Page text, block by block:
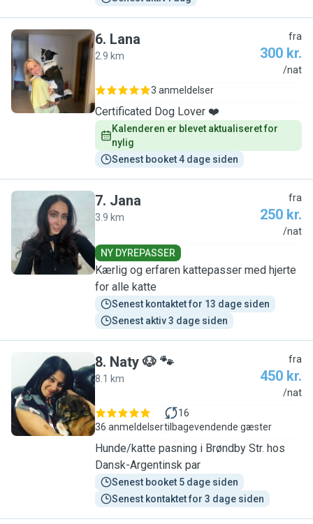
L
6. Lana
2.9 km
fra
300 kr.
/nat
3 anmeldelser
Certificated Dog Lover ❤️
Kalenderen er blevet aktualiseret for
nylig
Senest booket 4 dage siden
J
7. Jana
3.9 km
fra
250 kr.
/nat
NY DYREPASSER
Kærlig og erfaren kattepasser med hjerte
for alle katte
Senest kontaktet for 13 dage siden
Senest aktiv 3 dage siden
N
8. Naty 🐶 🐾
8.1 km
fra
450 kr.
/nat
36 anmeldelser
16
tilbagevendende gæster
Hunde/katte pasning i Brøndby Str. hos
Dansk-Argentinsk par
Senest booket 5 dage siden
Senest kontaktet for 3 dage siden